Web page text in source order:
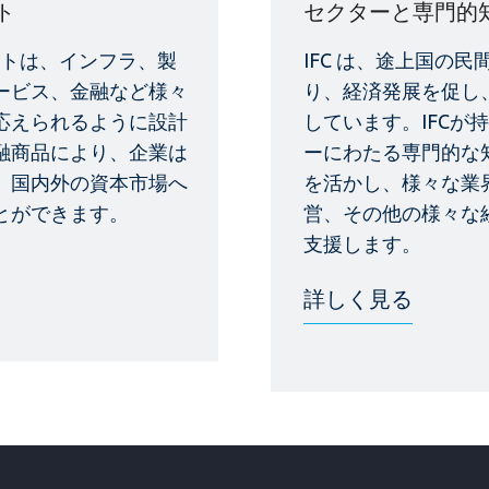
は、インフラ、製
ビス、金融など様々
えられるように設計
商品により、企業は
国内外の資本市場へ
できます。
セクターと専門的
IFC は、途上国の民
り、経済発展を促
しています。IFCが
ーにわたる専門的な
を活かし、様々な
営、その他の様々な
支援します。
詳しく見る